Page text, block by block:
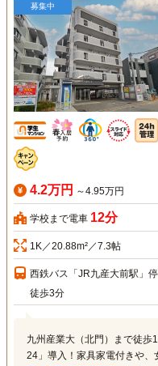
募集中
4.2万円 ～4.95万円
学校まで電車 12分
1K／20.88m²／7.3帖
西鉄バス「JR九産大前駅」
徒歩3分
九州産業大（北門）まで徒歩
24」導入！家具家電付きや、